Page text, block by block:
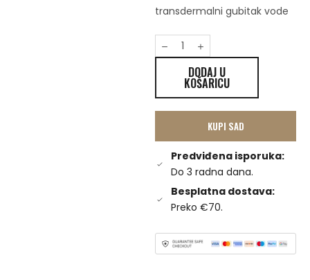
transdermalni gubitak vode
DODAJ U
KOŠARICU
KUPI SAD
Predviđena isporuka:
Do 3 radna dana.
Besplatna dostava:
Preko €70.